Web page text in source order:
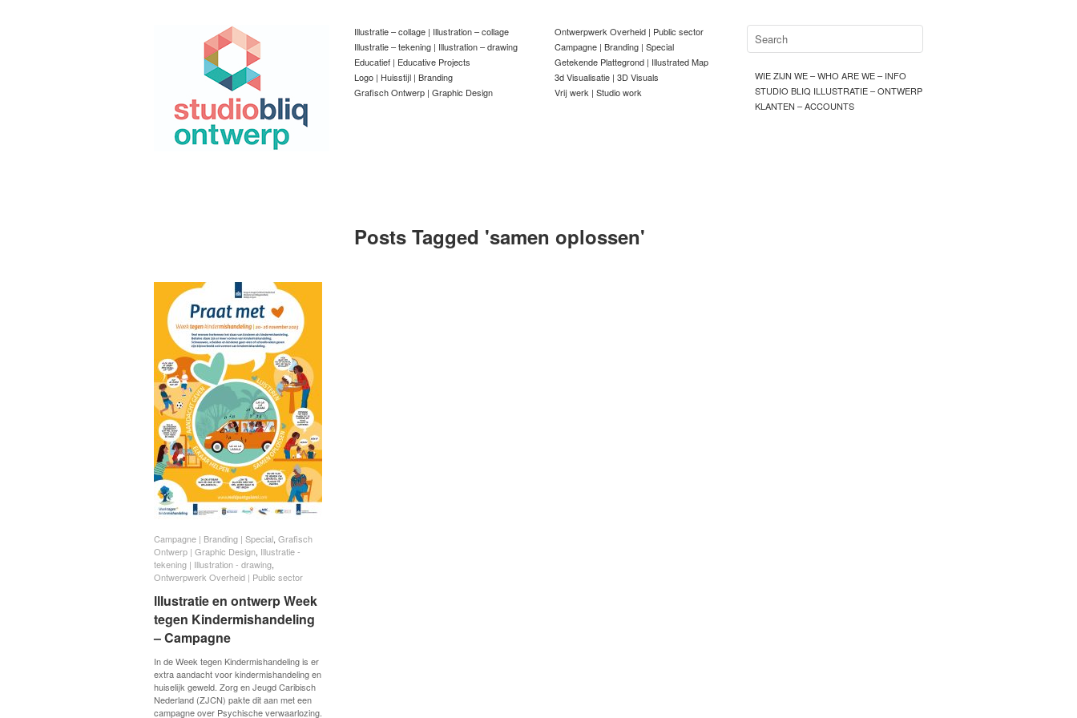
Illustratie – collage | Illustration – collage
Illustratie – tekening | Illustration – drawing
Educatief | Educative Projects
Logo | Huisstijl | Branding
Grafisch Ontwerp | Graphic Design
Ontwerpwerk Overheid | Public sector
Campagne | Branding | Special
Getekende Plattegrond | Illustrated Map
3d Visualisatie | 3D Visuals
Vrij werk | Studio work
WIE ZIJN WE – WHO ARE WE – INFO
STUDIO BLIQ ILLUSTRATIE – ONTWERP
KLANTEN – ACCOUNTS
Posts Tagged 'samen oplossen'
Campagne | Branding | Special Grafisch
Ontwerp | Graphic Design Illustratie -
tekening | Illustration - drawing
Ontwerpwerk Overheid | Public sector
lllustratie en ontwerp Week
tegen Kindermishandeling
– Campagne
In de Week tegen Kindermishandeling is er
extra aandacht voor kindermishandeling en
huiselijk geweld. Zorg en Jeugd Caribisch
Nederland (ZJCN) pakte dit aan met een
campagne over Psychische verwaarlozing.
Campagne | Branding | Special Grafisch
Ontwerp | Graphic Design Illustratie -
tekening | Illustration - drawing
Ontwerpwerk Overheid | Public sector
lllustratie en ontwerp Week
tegen Kindermishandeling
– Campagne